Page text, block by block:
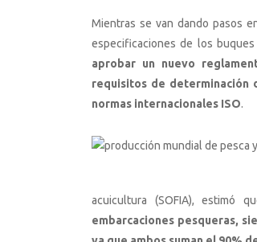
Mientras se van dando pasos
especificaciones de los
aprobar un nuevo
requisitos de determinación
normas internacionales ISO.
acuicultura (SOFIA), estimó
embarcaciones pesqueras,